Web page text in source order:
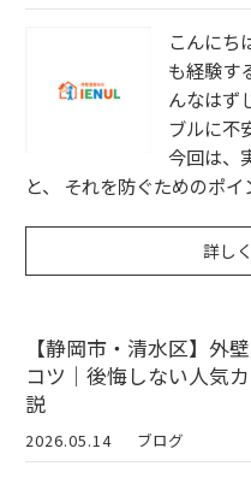
こんにち
も経験す
んなはず
ブルに不
今回は、
と、 それを防ぐためのポ
詳し
【静岡市・清水区】外
コツ｜後悔しない人気
説
2026.05.14 ブログ